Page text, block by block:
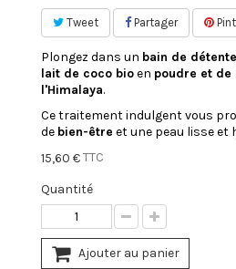
Tweet Partager
Plongez dans un bain de détente
lait de coco bioen poudre et de
l'Himalaya.
Ce traitement indulgent vous
de bien-être et une peau lisse et
15,60 €TTC
Quantité
Ajouter au panier